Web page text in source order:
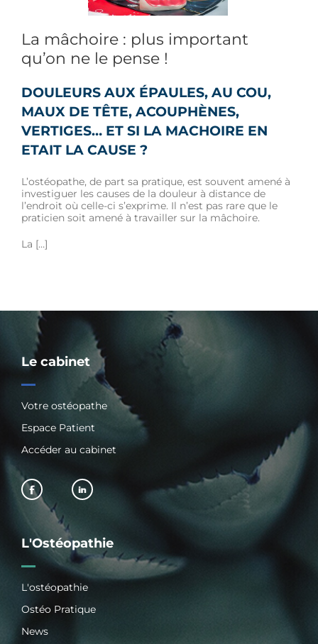
La mâchoire : plus important
qu’on ne le pense !
DOULEURS AUX ÉPAULES, AU COU,
MAUX DE TÊTE, ACOUPHÈNES,
VERTIGES… ET SI LA MACHOIRE EN
ETAIT LA CAUSE ?
L’ostéopathe, de part sa pratique, est souvent amené à
investiguer les causes de la douleur à distance de
l’endroit où celle-ci s’exprime. Il n’est pas rare que le
praticien soit amené à travailler sur la mâchoire.
La […]
Le cabinet
Votre ostéopathe
Espace Patient
Accéder au cabinet
L'Ostéopathie
L'ostéopathie
Ostéo Pratique
News